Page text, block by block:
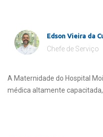
Edson Vieira da
Chefe de Serviço
A Maternidade do Hospital
médica altamente